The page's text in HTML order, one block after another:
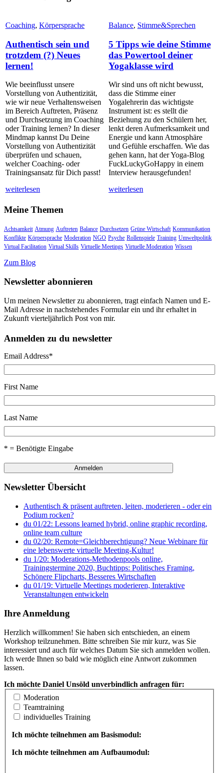
Coaching, Körpersprache
Authentisch sein und
trotzdem (?) Neues
lernen!
Wie beeinflusst unsere
Vorstellung von Authentizität,
wie wir neue Verhaltensweisen
im Bereich Auftreten, Präsenz
und Durchsetzung im Coaching
oder Training lernen? In dieser
Mindmap kannst Du Deine
Vorstellung von Authentizität
überprüfen und schauen,
welcher Coaching- oder
Trainingsansatz für Dich passt!
weiterlesen
Balance, Stimme&Sprechen
5 Tipps wie deine Stimme
das Powertool deiner
Yogaklasse wird
Wir sind uns oft nicht bewusst,
dass die Stimme einer
Yogalehrerin das wichtigste
Instrument ist: es stellt die
Beziehung zu den Schülern her,
lenkt deren Aufmerksamkeit und
Energie und kann Atmosphäre
und Gefühle erschaffen. Wie das
gehen kann, hat der Yoga-Blog
FuckLuckyGoHappy in einem
Interview herausgefunden!
weiterlesen
Meine Themen
Achtsamkeit Atmung Auftreten Balance Durchsetzen Grüne Wirtschaft Kommunikation
Konflikte Körpersprache Moderation NGO Psyche Rollenspiele Training Umweltpolitik
Virtual Facilitation Virtual Skills Virtuelle Meetings Virtuelle Moderation Wissen
Zum Blog
Newsletter abonnieren
Um meinen Newsletter zu abonnieren, tragt einfach Namen und E-
Mail Adresse in nachstehendes Formular ein und ihr erhaltet in
Zukunft vierteljährlich Post von mir.
Anmelden zu du newsletter
Email Address*
First Name
Last Name
* = Benötigte Eingabe
Newsletter Übersicht
Authentisch & präsent auftreten, leiten, moderieren - oder ein
Podium rocken?
du 01/22: Lessons learned hybrid, online graphic recording,
online team culture
du 02/20: Remote=Gleichberechtigung? Neue Webinare für
eine lebenswerte virtuelle Meeting-Kultur!
du 1/20: Moderations-Methodenpools online,
Trainingstermine 2020, Buchtipps: Politisches Framing,
Schönere Flipcharts, Besseres Wirtschaften
du 01/19: Virtuelle Meetings moderieren, Interaktive
Veranstaltungen entwickeln
Ihre Anmeldung
Herzlich willkommen! Sie haben sich entschieden, an einem
Workshop teilzunehmen. Bitte schreiben Sie mir kurz, was Sie
interessiert und auch für welches Datum Sie sich anmelden wollen.
Ich werde Ihnen so bald wie möglich eine Antwort zukommen
lassen.
Ich möchte Daniel Unsöld unverbindlich anfragen für:
Moderation
Teamtraining
individuelles Training
Ich möchte teilnehmen am Basismodul:
Ich möchte teilnehmen am Aufbaumodul: